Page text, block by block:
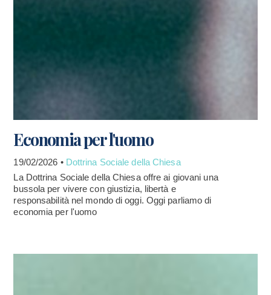
Economia per l'uomo
19/02/2026 • Dottrina Sociale della Chiesa
La Dottrina Sociale della Chiesa offre ai giovani una
bussola per vivere con giustizia, libertà e
responsabilità nel mondo di oggi. Oggi parliamo di
economia per l'uomo